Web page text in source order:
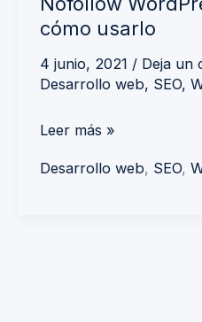
cómo usarlo
4 junio, 2021 / Deja un
Desarrollo web, SEO,
Leer más »
Desarrollo web, SEO,